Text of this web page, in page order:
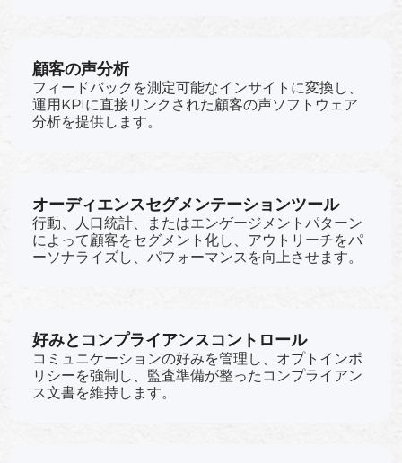
顧客の声分析
フィードバックを測定可能なインサイトに変換し、
運用KPIに直接リンクされた顧客の声ソフトウェア
分析を提供します。
オーディエンスセグメンテーションツール
行動、人口統計、またはエンゲージメントパターン
によって顧客をセグメント化し、アウトリーチをパ
ーソナライズし、パフォーマンスを向上させます。
好みとコンプライアンスコントロール
コミュニケーションの好みを管理し、オプトインポ
リシーを強制し、監査準備が整ったコンプライアン
ス文書を維持します。